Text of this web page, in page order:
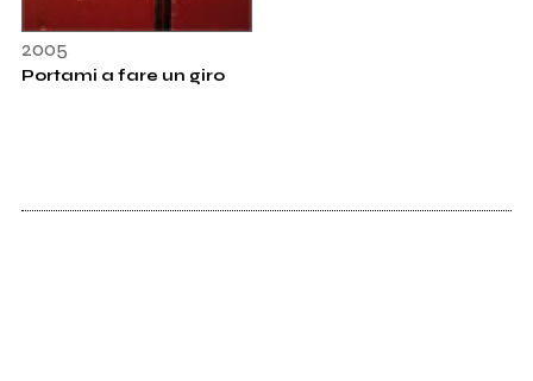
2005
Portami a fare un giro